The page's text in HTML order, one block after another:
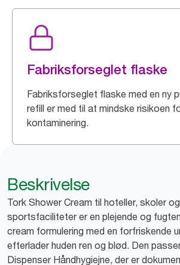
Fabriksforseglet flaske
Fabriksforseglet flaske med en ny
refill er med til at mindske risikoen
kontaminering.
Beskrivelse
Tork Shower Cream til hoteller, skoler og
sportsfaciliteter er en plejende og
cream formulering med en forfriskende
efterlader huden ren og blød. Den
Dispenser Håndhygiejne, der er